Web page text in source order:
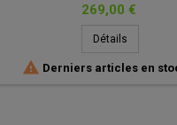
Prix
269,00 €
Détails
 Derniers articles en